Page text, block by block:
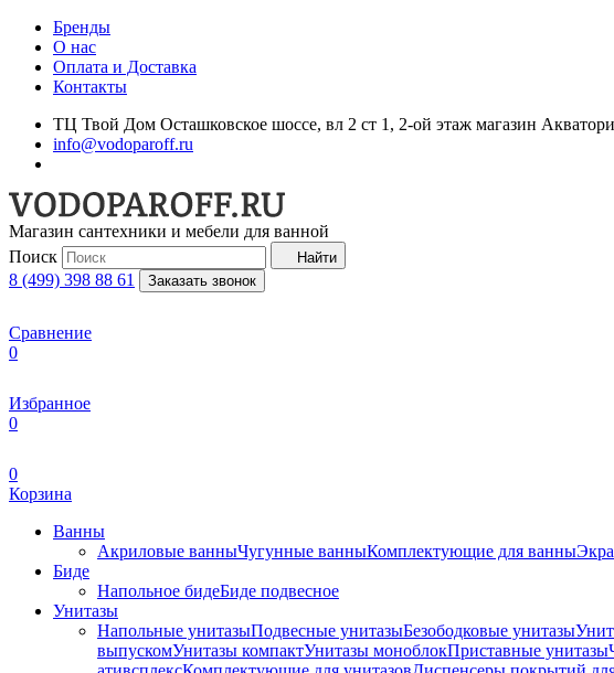
Бренды
О нас
Оплата и Доставка
Контакты
ТЦ Твой Дом Осташковское шоссе, вл 2 ст 1, 2-ой этаж магазин
info@vodoparoff.ru
Магазин сантехники и мебели для ванной
Поиск
Найти
8 (499) 398 88 61 Заказать звонок
Сравнение
0
Избранное
0
0
Корзина
Ванны
Акриловые ванныЧугунные ванныКомплектующие для ванны
Биде
Напольное бидеБиде пoдвеснoе
Унитазы
Напольные унитазыПодвесные унитазыБезободковые унитазы
выпускомУнитазы компактУнитазы моноблокПриставные унитазы